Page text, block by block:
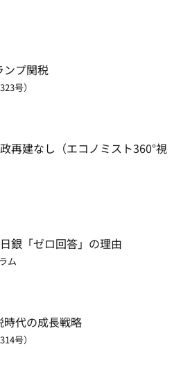
ンプ関税
号）
再建なし（エコノミスト360°視
銀「ゼロ回答」の理由
ム
代の成長戦略
号）